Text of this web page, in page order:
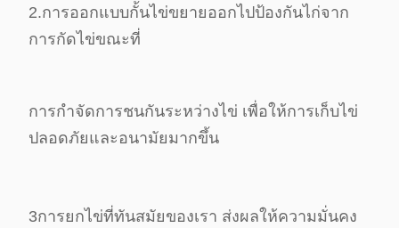
2.การออกแบบกั้นไข่ขยายออกไปป้องกันไก่จาก
การกัดไข่ขณะที่
การกําจัดการชนกันระหว่างไข่ เพื่อให้การเก็บไข่
ปลอดภัยและอนามัยมากขึ้น
3การยกไข่ที่ทันสมัยของเรา ส่งผลให้ความมั่นคง